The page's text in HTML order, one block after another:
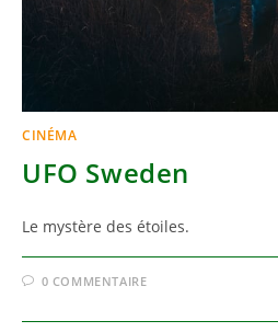
CINÉMA
UFO Sweden
Le mystère des étoiles.
0 COMMENTAIRE